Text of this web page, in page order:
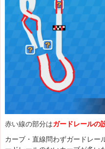
赤い線の部分はガードレールの
カーブ・直線問わずガードレー